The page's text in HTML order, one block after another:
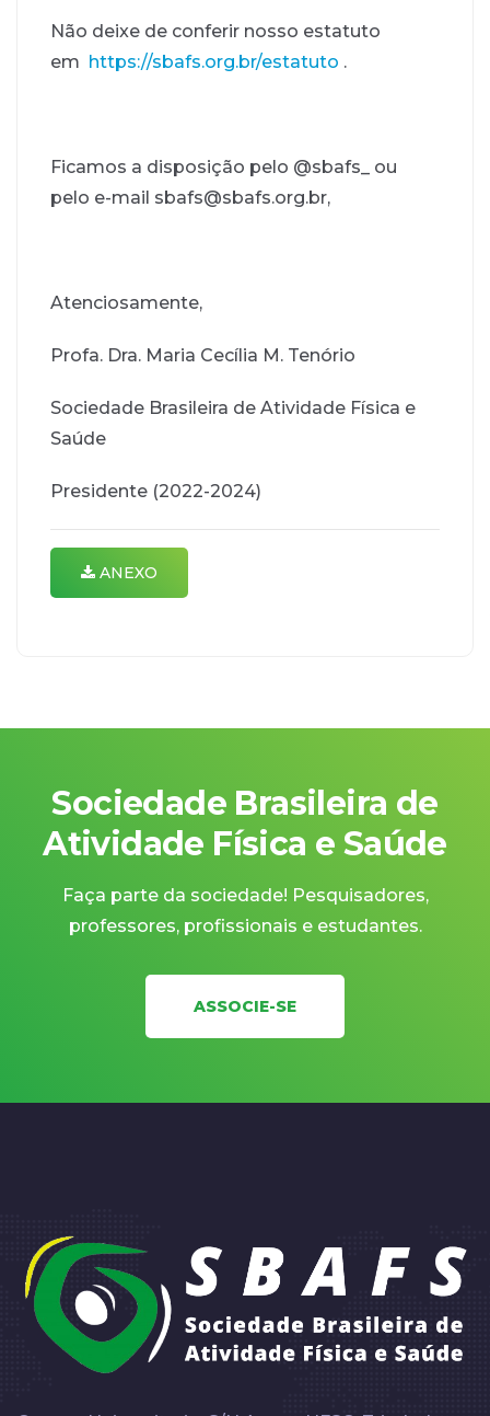
Não deixe de conferir nosso estatuto
em https://sbafs.org.br/estatuto .
Ficamos a disposição pelo @sbafs_ ou
pelo e-mail sbafs@sbafs.org.br,
Atenciosamente,
Profa. Dra. Maria Cecília M. Tenório
Sociedade Brasileira de Atividade Física e
Saúde
Presidente (2022-2024)
ANEXO
Sociedade Brasileira de
Atividade Física e Saúde
Faça parte da sociedade! Pesquisadores,
professores, profissionais e estudantes.
ASSOCIE-SE